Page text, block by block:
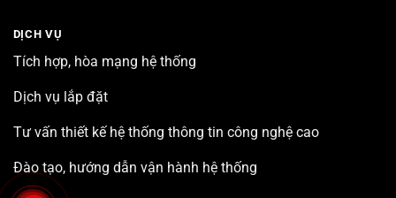
DỊCH VỤ
Tích hợp, hòa mạng hệ thống
Dịch vụ lắp đặt
Tư vấn thiết kế hệ thống thông tin công nghệ cao
Đào tạo, hướng dẫn vận hành hệ thống